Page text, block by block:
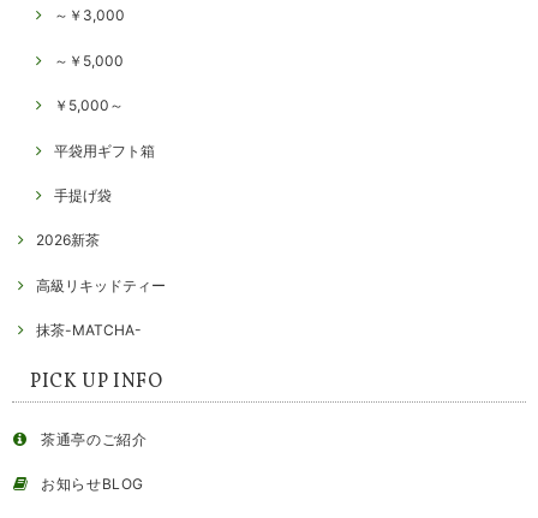
～￥3,000
～￥5,000
￥5,000～
平袋用ギフト箱
手提げ袋
2026新茶
高級リキッドティー
抹茶-MATCHA-
PICK UP INFO
茶通亭のご紹介
お知らせBLOG